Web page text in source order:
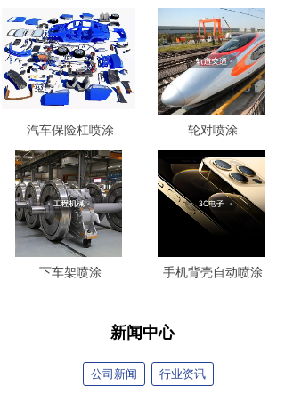
汽车保险杠喷涂 轮对喷涂
下车架喷涂 手机背壳自动喷涂
公司新闻 行业资讯
新闻中心